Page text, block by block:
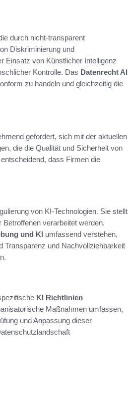
durch nicht-transparent
Diskriminierung und
Einsatz von Künstlicher Intelligenz
Kontrolle. Das Datenrecht AI
zu handeln und gleichzeitig die
gefordert, sich mit der aktuellen
die die Qualität und Sicherheit von
dass Firmen die
von KI-Technologien. Sie stellt
verarbeitet werden.
und KI umfassend verstehen,
Transparenz und Nachvollziehbarkeit
KI Richtlinien
Maßnahmen umfassen,
und Anpassung dieser